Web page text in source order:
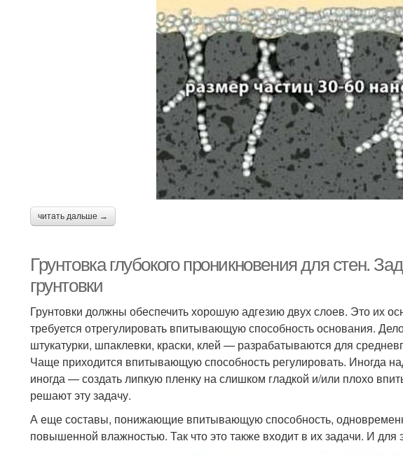
читать дальше →
Грунтовка глубокого проникновения для стен.
грунтовки
Грунтовки должны обеспечить хорошую адгезию двух слоев. Это их
требуется отрегулировать впитывающую способность основания.
штукатурки, шпаклевки, краски, клей — разрабатываются для
Чаще приходится впитывающую способность регулировать. Иногда
иногда — создать липкую пленку на слишком гладкой и/или плохо
решают эту задачу.
А еще составы, понижающие впитывающую способность,
повышенной влажностью. Так что это также входит в их задачи. И для